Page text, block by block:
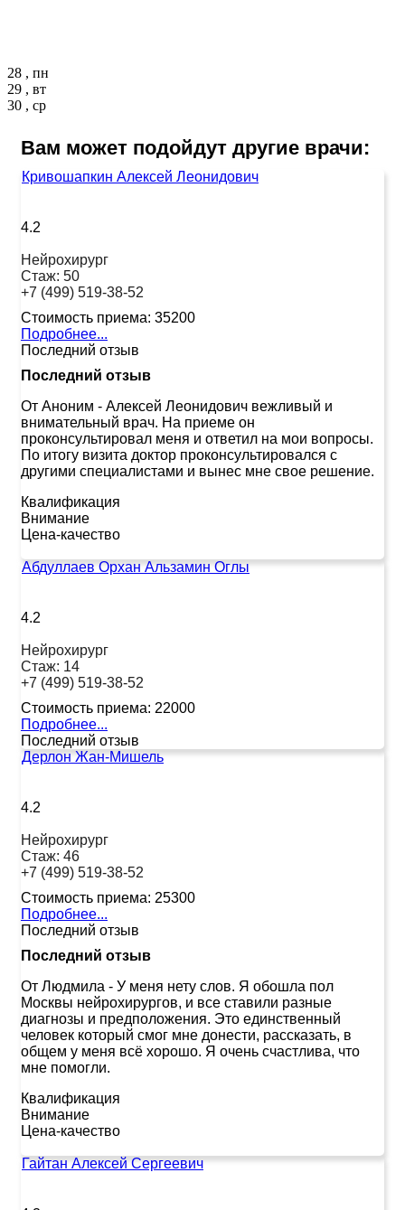
28 , пн
29 , вт
30 , ср
Вам может подойдут другие врачи:
Кривошапкин Алексей Леонидович
4.2
Нейрохирург
Стаж: 50
+7 (499) 519-38-52
Стоимость приема: 35200
Подробнее...
Последний отзыв
Последний отзыв
От Аноним - Алексей Леонидович вежливый и
внимательный врач. На приеме он
проконсультировал меня и ответил на мои вопросы.
По итогу визита доктор проконсультировался с
другими специалистами и вынес мне свое решение.
Квалификация
Внимание
Цена-качество
Абдуллаев Орхан Альзамин Оглы
4.2
Нейрохирург
Стаж: 14
+7 (499) 519-38-52
Стоимость приема: 22000
Подробнее...
Последний отзыв
Дерлон Жан-Мишель
4.2
Нейрохирург
Стаж: 46
+7 (499) 519-38-52
Стоимость приема: 25300
Подробнее...
Последний отзыв
Последний отзыв
От Людмила - У меня нету слов. Я обошла пол
Москвы нейрохирургов, и все ставили разные
диагнозы и предположения. Это единственный
человек который смог мне донести, рассказать, в
общем у меня всё хорошо. Я очень счастлива, что
мне помогли.
Квалификация
Внимание
Цена-качество
Гайтан Алексей Сергеевич